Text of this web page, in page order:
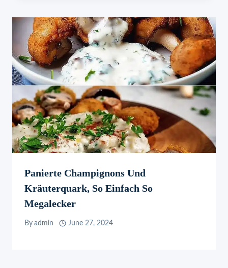
Panierte Champignons Und
Kräuterquark, So Einfach So
Megalecker
By admin June 27, 2024